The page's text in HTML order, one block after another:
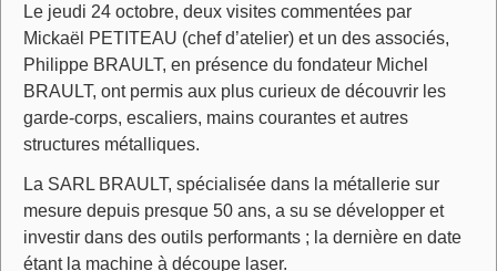
Le jeudi 24 octobre, deux visites commentées par
Mickaël PETITEAU (chef d’atelier) et un des associés,
Philippe BRAULT, en présence du fondateur Michel
BRAULT, ont permis aux plus curieux de découvrir les
garde-corps, escaliers, mains courantes et autres
structures métalliques.
La SARL BRAULT, spécialisée dans la métallerie sur
mesure depuis presque 50 ans, a su se développer et
investir dans des outils performants ; la dernière en date
étant la machine à découpe laser.